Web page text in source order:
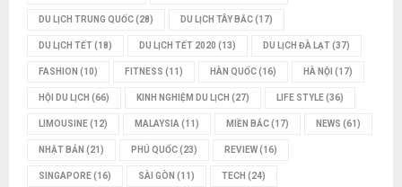
DU LỊCH TRUNG QUỐC(28) DU LỊCH TÂY BẮC(17)
DU LỊCH TẾT(18) DU LỊCH TẾT 2020 (13) DU LỊCH ĐÀ LẠT(37)
FASHION (10) FITNESS (11) HÀN QUỐC(16) HÀ NỘI (17)
HỘI DU LỊCH (66) KINH NGHIỆM DU LỊCH (27) LIFE STYLE(36)
LIMOUSINE(12) MALAYSIA (11) MIỀN BẮC(17) NEWS (61)
NHẬT BẢN (21) PHÚ QUỐC(23) REVIEW(16)
SINGAPORE(16) SÀI GÒN (11) TECH (24)